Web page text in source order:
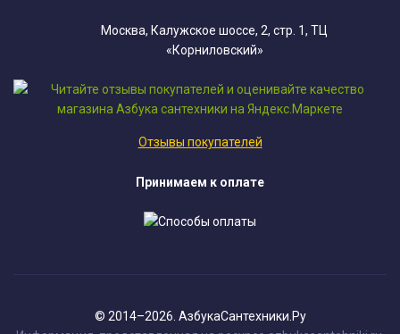
Москва, Калужское шоссе, 2, стр. 1, ТЦ
«Корниловский»
Отзывы покупателей
Принимаем к оплате
© 2014–2026. АзбукаСантехники.Ру